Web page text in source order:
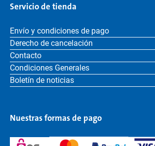
Servicio de tienda
Envío y condiciones de pago
Derecho de cancelación
Contacto
Condiciones Generales
Boletín de noticias
Nuestras formas de pago